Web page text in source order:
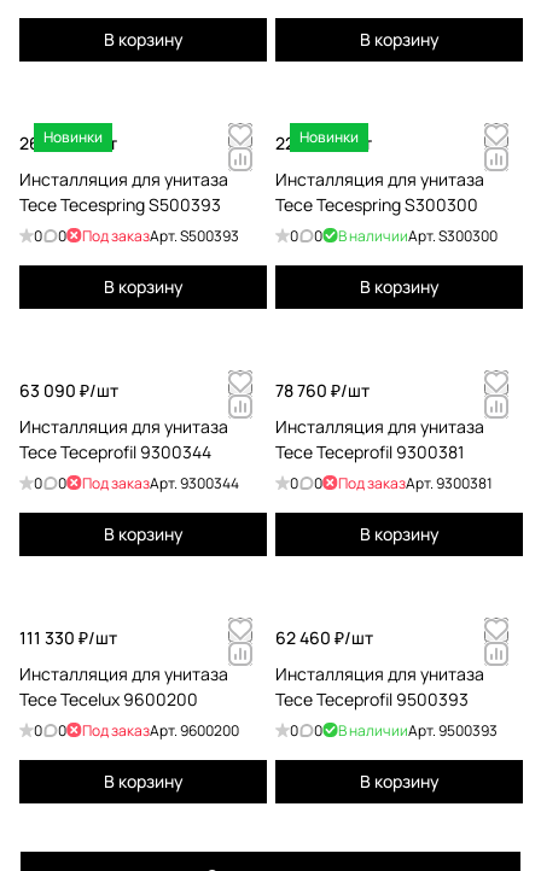
В корзину В корзину
Новинки
26 460 ₽/шт
Инсталляция для унитаза
Tece Tecespring S500393
0 0 Под заказАрт.S500393
В корзину
Новинки
22 590 ₽/шт
Инсталляция для унитаза
Tece Tecespring S300300
0 0 В наличииАрт.S300300
В корзину
63 090 ₽/шт
Инсталляция для унитаза
Tece Teceprofil 9300344
0 0 Под заказАрт.9300344
В корзину
78 760 ₽/шт
Инсталляция для унитаза
Tece Teceprofil 9300381
0 0 Под заказАрт.9300381
В корзину
111 330 ₽/шт
Инсталляция для унитаза
Tece Tecelux 9600200
0 0 Под заказАрт.9600200
В корзину
62 460 ₽/шт
Инсталляция для унитаза
Tece Teceprofil 9500393
0 0 В наличииАрт.9500393
В корзину